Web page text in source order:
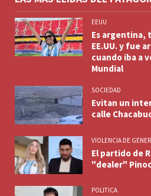
EEUU
Es argentina,
EE.UU. y fue
cuando iba a
Mundial
SOCIEDAD
Evitan un
calle
VIOLENCIA DE
El partido de
"dealer"
POLITICA